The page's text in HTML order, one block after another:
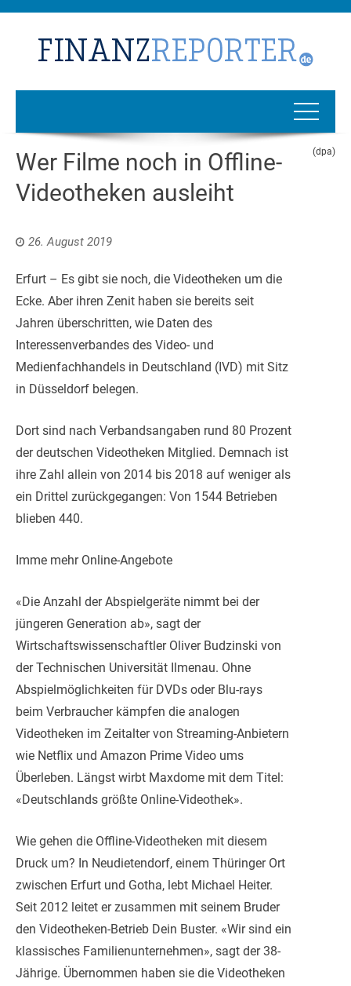
Wer Filme noch in Offline-
Videotheken ausleiht
(dpa)
26. August 2019
Erfurt – Es gibt sie noch, die Videotheken um die
Ecke. Aber ihren Zenit haben sie bereits seit
Jahren überschritten, wie Daten des
Interessenverbandes des Video- und
Medienfachhandels in Deutschland (IVD) mit Sitz
in Düsseldorf belegen.
Dort sind nach Verbandsangaben rund 80 Prozent
der deutschen Videotheken Mitglied. Demnach ist
ihre Zahl allein von 2014 bis 2018 auf weniger als
ein Drittel zurückgegangen: Von 1544 Betrieben
blieben 440.
Imme mehr Online-Angebote
«Die Anzahl der Abspielgeräte nimmt bei der
jüngeren Generation ab», sagt der
Wirtschaftswissenschaftler Oliver Budzinski von
der Technischen Universität Ilmenau. Ohne
Abspielmöglichkeiten für DVDs oder Blu-rays
beim Verbraucher kämpfen die analogen
Videotheken im Zeitalter von Streaming-Anbietern
wie Netflix und Amazon Prime Video ums
Überleben. Längst wirbt Maxdome mit dem Titel:
«Deutschlands größte Online-Videothek».
Wie gehen die Offline-Videotheken mit diesem
Druck um? In Neudietendorf, einem Thüringer Ort
zwischen Erfurt und Gotha, lebt Michael Heiter.
Seit 2012 leitet er zusammen mit seinem Bruder
den Videotheken-Betrieb Dein Buster. «Wir sind ein
klassisches Familienunternehmen», sagt der 38-
Jährige. Übernommen haben sie die Videotheken